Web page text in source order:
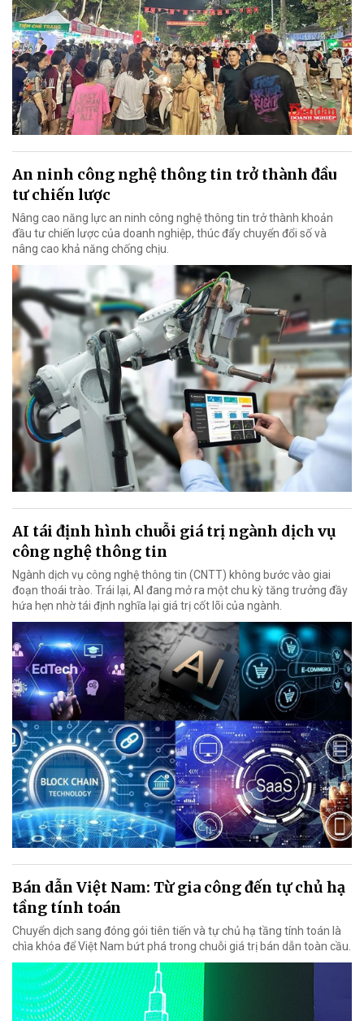
An ninh công nghệ thông tin trở thành đầu
tư chiến lược
Nâng cao năng lực an ninh công nghệ thông tin trở thành khoản
đầu tư chiến lược của doanh nghiệp, thúc đẩy chuyển đổi số và
nâng cao khả năng chống chịu.
AI tái định hình chuỗi giá trị ngành dịch vụ
công nghệ thông tin
Ngành dịch vụ công nghệ thông tin (CNTT) không bước vào giai
đoạn thoái trào. Trái lại, AI đang mở ra một chu kỳ tăng trưởng đầy
hứa hẹn nhờ tái định nghĩa lại giá trị cốt lõi của ngành.
Bán dẫn Việt Nam: Từ gia công đến tự chủ hạ
tầng tính toán
Chuyển dịch sang đóng gói tiên tiến và tự chủ hạ tầng tính toán là
chìa khóa để Việt Nam bứt phá trong chuỗi giá trị bán dẫn toàn cầu.